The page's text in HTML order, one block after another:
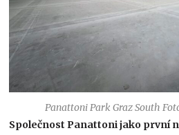
Panattoni Park Graz South
Společnost Panattoni jako první